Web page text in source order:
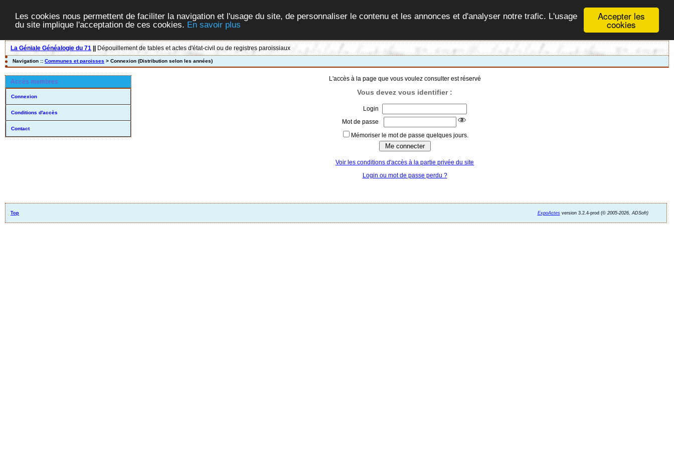
Accepter les
cookies
Les cookies nous permettent de faciliter la navigation et l'usage du site, de personnaliser le contenu et les annonces et d'analyser notre trafic. L'usage
du site implique l'acceptation de ces cookies. En savoir plus
La Géniale Généalogie du 71 Dépouillement de tables et actes d'état-civil ou de registres paroissiaux
Navigation :: Communes et paroisses > Connexion (Distribution selon les années)
Accès membres
Connexion
Conditions d'accès
Contact
L'accès à la page que vous voulez consulter est réservé
Vous devez vous identifier :
Login
Mot de passe
Mémoriser le mot de passe quelques jours.
Voir les conditions d'accès à la partie privée du site
Login ou mot de passe perdu ?
Top ExpoActesversion 3.2.4-prod (©2005-2026, ADSoft)